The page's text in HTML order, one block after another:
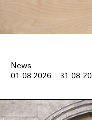
News